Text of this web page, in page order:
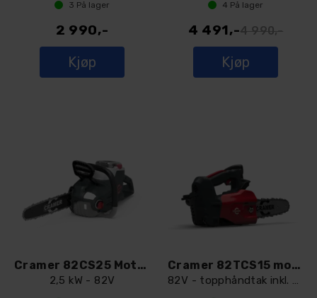
3 På lager
2 990,-
Kjøp
4 På lager
4 491,-4 990,-
Kjøp
Cramer 82CS25 Motorsag
2,5 kW - 82V
Cramer 82TCS15 motorsag
82V - topphåndtak inkl. sæle/kabel